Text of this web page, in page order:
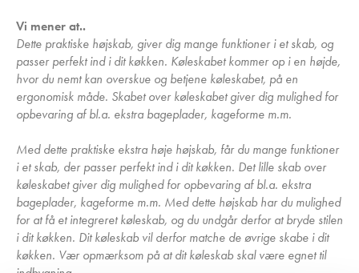
Vi mener at..
Dette praktiske højskab, giver dig mange funktioner i et skab, og
passer perfekt ind i dit køkken. Køleskabet kommer op i en højde,
hvor du nemt kan overskue og betjene køleskabet, på en
ergonomisk måde. Skabet over køleskabet giver dig mulighed for
opbevaring af bl.a. ekstra bageplader, kageforme m.m.
Med dette praktiske ekstra høje højskab, får du mange funktioner
i et skab, der passer perfekt ind i dit køkken. Det lille skab over
køleskabet giver dig mulighed for opbevaring af bl.a. ekstra
bageplader, kageforme m.m. Med dette højskab har du mulighed
for at få et integreret køleskab, og du undgår derfor at bryde stilen
i dit køkken. Dit køleskab vil derfor matche de øvrige skabe i dit
køkken. Vær opmærksom på at dit køleskab skal være egnet til